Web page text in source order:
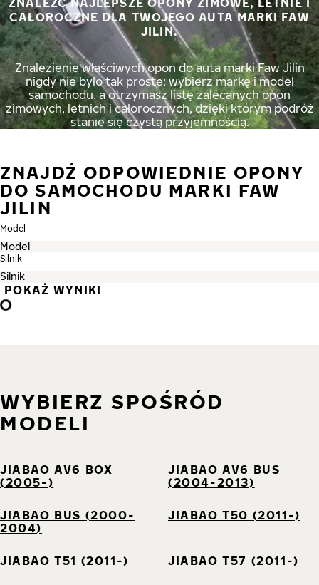
ZNALEŹĆ NAJLEPSZE OPONY ZIMOWE, LETNIE I
CAŁOROCZNE DLA TWOJEGO AUTA MARKI FAW
JILIN.
Znalezienie właściwych opon do auta marki Faw Jilin
nigdy nie było tak proste: wybierz markę i model
samochodu, a otrzymasz listę zalecanych opon
zimowych, letnich i całorocznych, dzięki którym podróż
stanie się czystą przyjemnością.
ZNAJDŹ ODPOWIEDNIE OPONY
DO SAMOCHODU MARKI FAW
JILIN
Model
Silnik
POKAŻ WYNIKI
WYBIERZ SPOŚRÓD
MODELI
JIABAO AV6 BOX
(2005-)
JIABAO AV6 BUS
(2004-2013)
JIABAO BUS (2000-
2004)
JIABAO T50 (2011-)
JIABAO T51 (2011-) JIABAO T57 (2011-)